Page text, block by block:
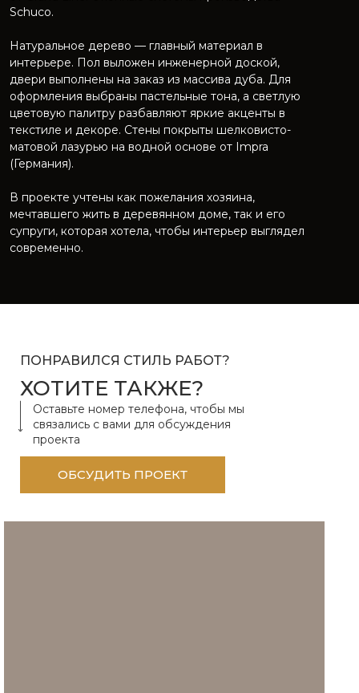
Schuco.
Натуральное дерево — главный материал в
интерьере. Пол выложен инженерной доской,
двери выполнены на заказ из массива дуба. Для
оформления выбраны пастельные тона, а светлую
цветовую палитру разбавляют яркие акценты в
текстиле и декоре. Стены покрыты шелковисто-
матовой лазурью на водной основе от Impra
(Германия).
В проекте учтены как пожелания хозяина,
мечтавшего жить в деревянном доме, так и его
супруги, которая хотела, чтобы интерьер выглядел
современно.
Оставьте номер телефона, чтобы мы
связались с вами для обсуждения
проекта
ОБСУДИТЬ ПРОЕКТ
ХОТИТЕ ТАКЖЕ?
ПОНРАВИЛСЯ СТИЛЬ РАБОТ?